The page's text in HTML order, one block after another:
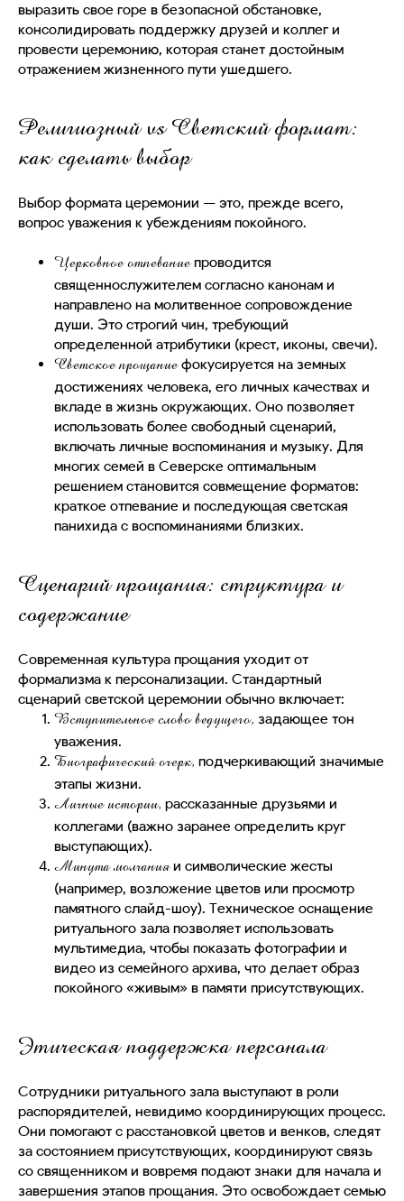
выразить свое горе в безопасной обстановке,
консолидировать поддержку друзей и коллег и
провести церемонию, которая станет достойным
отражением жизненного пути ушедшего.
Религиозный vs Светский формат:
как сделать выбор
Выбор формата церемонии — это, прежде всего,
вопрос уважения к убеждениям покойного.
Церковное отпеваниепроводится
священнослужителем согласно канонам и
направлено на молитвенное сопровождение
души. Это строгий чин, требующий
определенной атрибутики (крест, иконы, свечи).
Светское прощаниефокусируется на земных
достижениях человека, его личных качествах и
вкладе в жизнь окружающих. Оно позволяет
использовать более свободный сценарий,
включать личные воспоминания и музыку. Для
многих семей в Северске оптимальным
решением становится совмещение форматов:
краткое отпевание и последующая светская
панихида с воспоминаниями близких.
Сценарий прощания: структура и
содержание
Современная культура прощания уходит от
формализма к персонализации. Стандартный
сценарий светской церемонии обычно включает:
Вступительное слово ведущего, задающее тон
уважения.
Биографический очерк, подчеркивающий значимые
этапы жизни.
Личные истории, рассказанные друзьями и
коллегами (важно заранее определить круг
выступающих).
Минута молчанияи символические жесты
(например, возложение цветов или просмотр
памятного слайд-шоу). Техническое оснащение
ритуального зала позволяет использовать
мультимедиа, чтобы показать фотографии и
видео из семейного архива, что делает образ
покойного «живым» в памяти присутствующих.
Этическая поддержка персонала
Сотрудники ритуального зала выступают в роли
распорядителей, невидимо координирующих процесс.
Они помогают с расстановкой цветов и венков, следят
за состоянием присутствующих, координируют связь
со священником и вовремя подают знаки для начала и
завершения этапов прощания. Это освобождает семью